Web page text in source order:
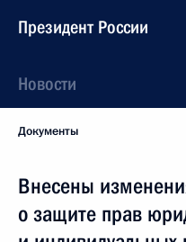
Президент России
Новости
Документы
Внесены
о защите прав